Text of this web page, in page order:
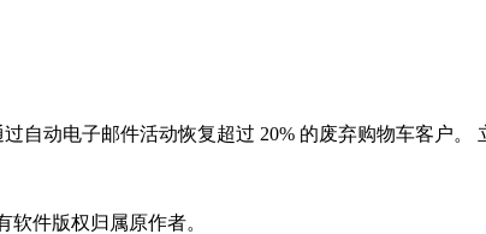
自动电子邮件活动恢复超过 20% 的废弃购物车客户。
件版权归属原作者。